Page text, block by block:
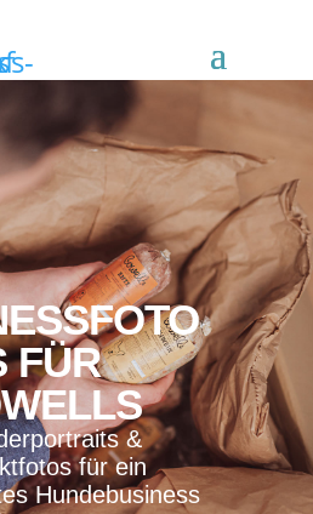
FÜR
&
für ein
Hundebusiness